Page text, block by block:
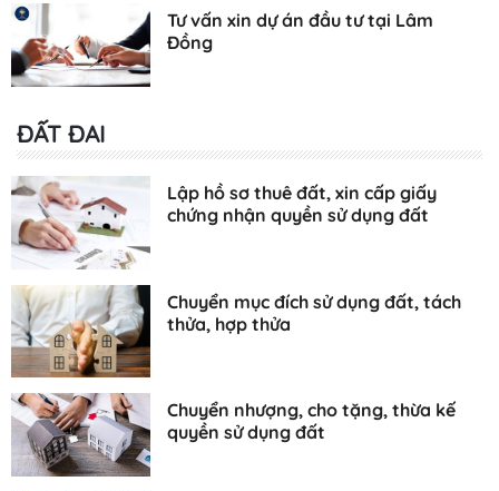
Tư vấn xin dự án đầu tư tại Lâm
Đồng
ĐẤT ĐAI
Lập hồ sơ thuê đất, xin cấp giấy
chứng nhận quyền sử dụng đất
Chuyển mục đích sử dụng đất, tách
thửa, hợp thửa
Chuyển nhượng, cho tặng, thừa kế
quyền sử dụng đất